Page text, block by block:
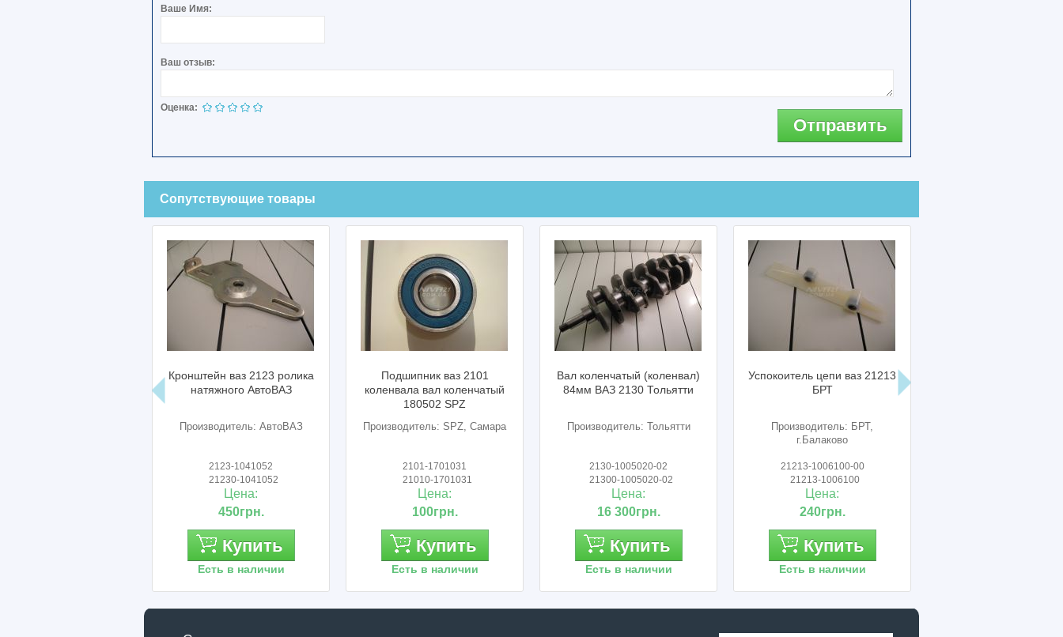
Ваше Имя:
Ваш отзыв:
Оценка:
Отправить
Сопутствующие товары
Кронштейн ваз 2123 ролика
натяжного АвтоВАЗ
Производитель: АвтоВАЗ
2123-1041052
21230-1041052
Цена:
450грн.
Купить
Есть в наличии
Подшипник ваз 2101
коленвала вал коленчатый
180502 SPZ
Производитель: SPZ, Самара
2101-1701031
21010-1701031
Цена:
100грн.
Купить
Есть в наличии
Вал коленчатый (коленвал)
84мм ВАЗ 2130 Тольятти
Производитель: Тольятти
2130-1005020-02
21300-1005020-02
Цена:
16 300грн.
Купить
Есть в наличии
Успокоитель цепи ваз 21213
БРТ
Производитель: БРТ,
г.Балаково
21213-1006100-00
21213-1006100
Цена:
240грн.
Купить
Есть в наличии